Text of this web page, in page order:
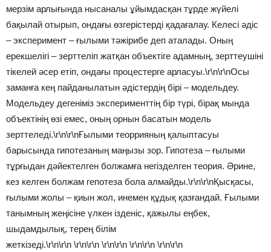
мерзім арлығында нысаналы ұйымдасқан тұрде жүйелі
бақылай отырып, ондағы өзгерістерді қадағалау. Келесі әдіс
– эксперимент – ғылыми тәжірибе деп аталады. Оның
ерекшелігі – зерттеліп жатқан объектіге адамның, зерттеушіні
тікелей әсер етіп, ондағы процестерге арласуы.\r\n\r\nОсы
заманға кең пайданылатын әдістердің бірі – модельдеу.
Модельдеу дегеніміз эксперименттің бір түрі, бірақ мында
объектінің өзі емес, оның орнын басатын модель
зерттеледі.\r\n\r\nҒылыми теоррияның қалыптасуы
барысында гипотезаның маңызы зор. Гипотеза – ғылыми
тұрғыдан дәйектелген болжамға негізделген теория. Әрине,
кез келген болжам гепотеза бола алмайды.\r\n\r\nҚысқасы,
ғылыми жолы – қиын жол, инемен құдық қазғандай. Ғылыми
танымның жеңісіне үлкен ізденіс, қажылы еңбек,
шыдамдылық, терең білім
жеткізеді.\r\n\r\n \r\n\r\n \r\n\r\n \r\n\r\n \r\n\r\n